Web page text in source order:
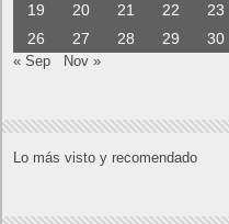
19
20 21 22 23
26
27 28 29 30
« Sep Nov »
Lo más visto y recomendado